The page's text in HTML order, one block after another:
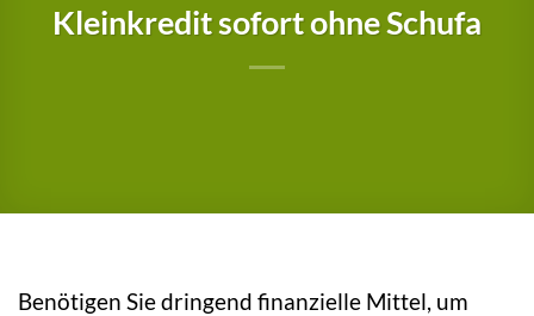
Kleinkredit sofort ohne Schufa
Benötigen Sie dringend finanzielle Mittel, um